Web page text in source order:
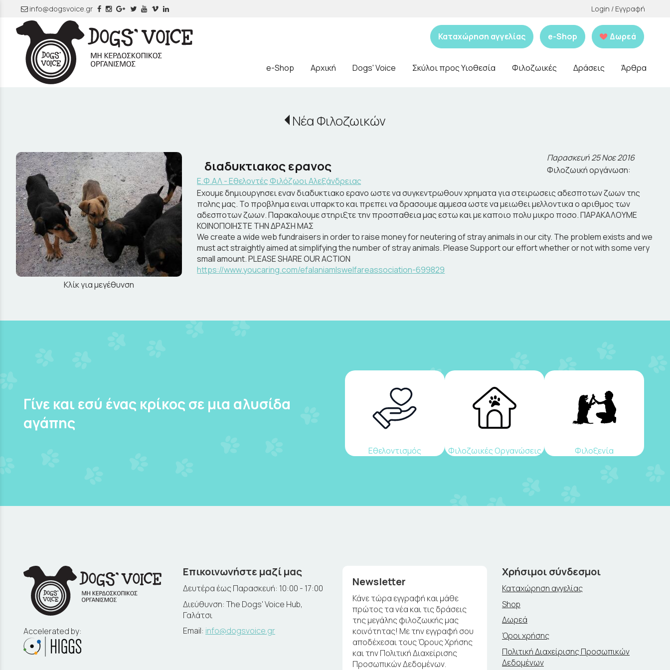
info@dogsvoice.gr Login / Εγγραφή
Καταχώρηση αγγελίας e-Shop Δωρεά
e-Shop Αρχική Dogs' Voice Σκύλοι προς Υιοθεσία Φιλοζωικές Δράσεις Άρθρα
Νέα Φιλοζωικών
Κλίκ για μεγέθυνση
διαδυκτιακος ερανος
Παρασκευή 25 Νοε 2016
Φιλοζωική οργάνωση:
Ε.Φ.ΑΛ - Εθελοντές Φιλόζωοι Αλεξάνδρειας
Εχουμε δημιουργησει εναν διαδυκτιακο ερανο ωστε να συγκεντρωθουν χρηματα για στειρωσεις αδεσποτων ζωων της
πολης μας. Το προβλημα ειναι υπαρκτο και πρεπει να δρασουμε αμμεσα ωστε να μειωθει μελλοντικα ο αριθμος των
αδεσποτων ζωων. Παρακαλουμε στηριξτε την προσπαθεια μας εστω και με καποιο πολυ μικρο ποσο. ΠΑΡΑΚΑΛΟΥΜΕ
ΚΟΙΝΟΠΟΙΗΣΤΕ ΤΗΝ ΔΡΑΣΗ ΜΑΣ
We create a wide web fundraisers in order to raise money for neutering of stray animals in our city. The problem exists and we
must act straightly aimed at simplifying the number of stray animals. Please Support our effort whether or not with some very
small amount. PLEASE SHARE OUR ACTION
https://www.youcaring.com/efalaniamlswelfareassociation-699829
Γίνε και εσύ ένας κρίκος σε μια αλυσίδα
αγάπης
Εθελοντισμός Φιλοζωικές Οργανώσεις Φιλοξενία
Accelerated by:
Επικοινωνήστε μαζί μας
Δευτέρα έως Παρασκευή: 10:00 - 17:00
Διεύθυνση: The Dogs' Voice Hub,
Γαλάτσι
Email: info@dogsvoice.gr
Newsletter
Κάνε τώρα εγγραφή και μάθε
πρώτος τα νέα και τις δράσεις
της μεγάλης φιλοζωικής μας
κοινότητας! Με την εγγραφή σου
αποδέχεσαι τους Όρους Χρήσης
και την Πολιτική Διαχείρισης
Προσωπικών Δεδομένων.
Χρήσιμοι σύνδεσμοι
Καταχώρηση αγγελίας
Shop
Δωρεά
Όροι χρήσης
Πολιτική Διαχείρισης Προσωπικών
Δεδομένων